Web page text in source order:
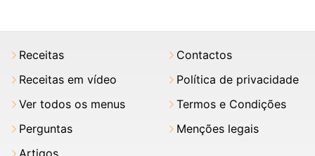
Receitas
Receitas em vídeo
Ver todos os menus
Perguntas
Artigos
Contactos
Política de privacidade
Termos e Condições
Menções legais